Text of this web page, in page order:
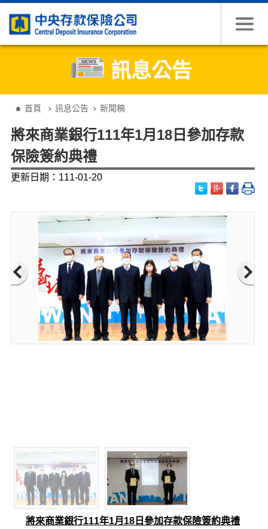
訊息公告
首頁 訊息公告 新聞稿
將來商業銀行111年1月18日參加存款
保險簽約典禮
更新日期：111-01-20
將來商業銀行111年1月18日參加存款保險簽約典禮